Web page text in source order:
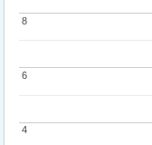
4
4
6
6
8
8